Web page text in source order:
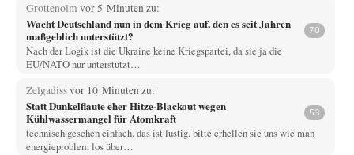
Grottenolm vor 5 Minuten zu:
Wacht Deutschland nun in dem Krieg auf, den es seit Jahren
maßgeblich unterstützt?
70
Nach der Logik ist die Ukraine keine Kriegspartei, da sie ja die
EU/NATO nur unterstützt…
Zelgadissvor 10 Minuten zu:
Statt Dunkelflaute eher Hitze-Blackout wegen
Kühlwassermangel für Atomkraft
53
technisch gesehen einfach. das ist lustig. bitte erhellen sie uns wie man
energieproblem los über…